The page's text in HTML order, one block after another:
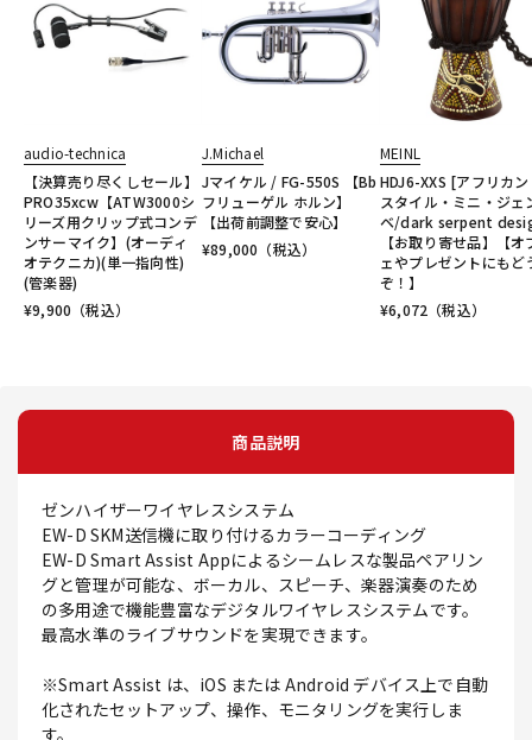
audio-technica
【決算売り尽くしセール】
PRO35xcw【ATW3000シ
リーズ用クリップ式コンデ
ンサーマイク】(オーディ
オテクニカ)(単一指向性)
(管楽器)
¥9,900 （税込）
J.Michael
Jマイケル / FG-550S 【Bb
フリューゲル ホルン】
【出荷前調整で安心】
¥89,000 （税込）
MEINL
HDJ6-XXS [アフリカ
スタイル・ミニ・ジェ
ベ/dark serpent
【お取り寄せ品】【オ
ェやプレゼントにもど
ぞ！】
¥6,072 （税込）
商品説明
ゼンハイザーワイヤレスシステム
EW-D SKM送信機に取り付けるカラーコーディング
EW-D Smart Assist Appによるシームレスな製品ペアリン
グと管理が可能な、ボーカル、スピーチ、楽器演奏のため
の多用途で機能豊富なデジタルワイヤレスシステムです。
最高水準のライブサウンドを実現できます。
※Smart Assist は、iOS または Android デバイス上で自動
化されたセットアップ、操作、モニタリングを実行しま
す。